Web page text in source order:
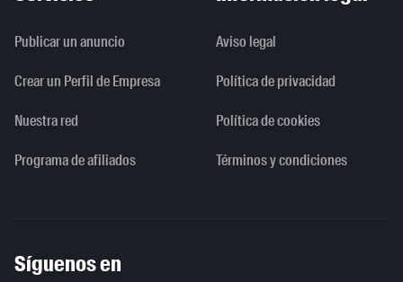
Publicar un anuncio
Crear un Perfil de Empresa
Nuestra red
Programa de afiliados
Aviso legal
Política de privacidad
Política de cookies
Términos y condiciones
Síguenos en